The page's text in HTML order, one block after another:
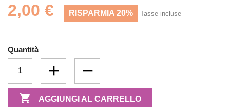
2,00 € RISPARMIA 20% Tasse incluse
Quantità
 AGGIUNGI AL CARRELLO